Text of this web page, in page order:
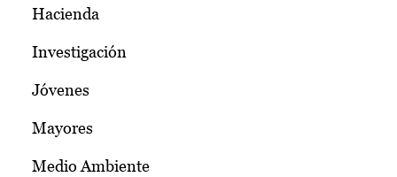
Hacienda
Investigación
Jóvenes
Mayores
Medio Ambiente